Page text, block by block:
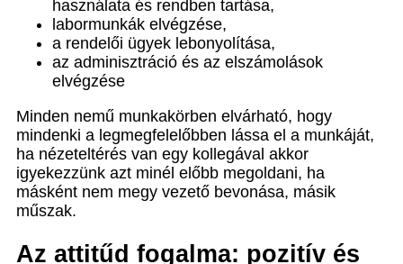
használata és rendben tartása,
labormunkák elvégzése,
a rendelői ügyek lebonyolítása,
az adminisztráció és az elszámolások
elvégzése
Minden nemű munkakörben elvárható, hogy
mindenki a legmegfelelőbben lássa el a munkáját,
ha nézeteltérés van egy kollegával akkor
igyekezzünk azt minél előbb megoldani, ha
másként nem megy vezető bevonása, másik
műszak.
Az attitűd fogalma: pozitív és